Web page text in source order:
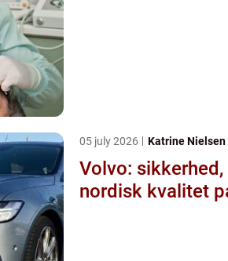
05 july 2026 Katrine Nielsen
Volvo:
nordisk kvalitet